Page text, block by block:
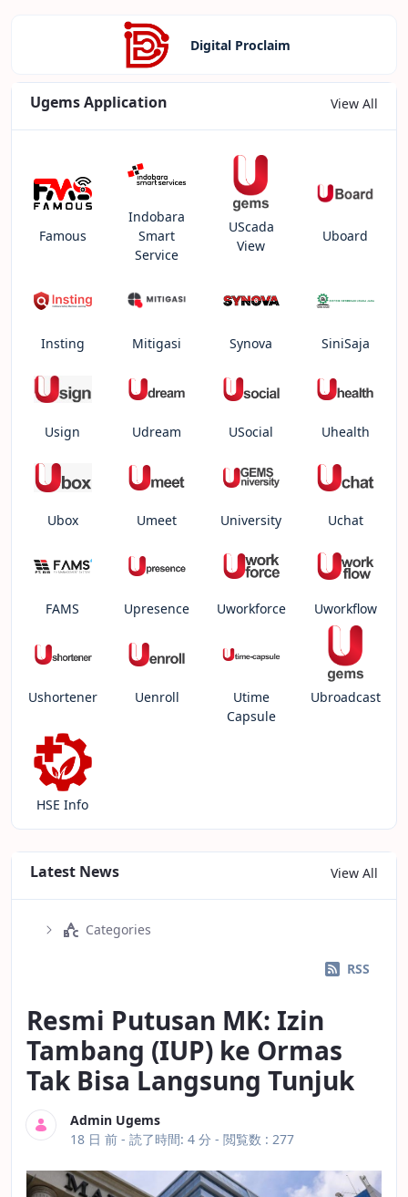
Digital Proclaim
Ugems Application View All
Famous
Indobara
Smart
Service
UScada
View
Uboard
Insting Mitigasi Synova SiniSaja
Usign Udream USocial Uhealth
Ubox Umeet University Uchat
FAMS Upresence Uworkforce Uworkflow
Ushortener Uenroll
Utime
Capsule
Ubroadcast
HSE Info
Latest News View All
Categories
RSS
Resmi Putusan MK: Izin
Tambang (IUP) ke Ormas
Tak Bisa Langsung Tunjuk
Admin Ugems
公開日
18 日 前 - 読了時間: 4 分 - 閲覧数 : 277